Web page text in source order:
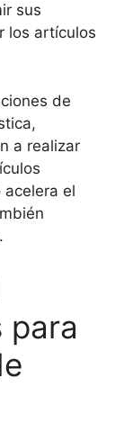
sus
los artículos
de
a realizar
acelera el
para